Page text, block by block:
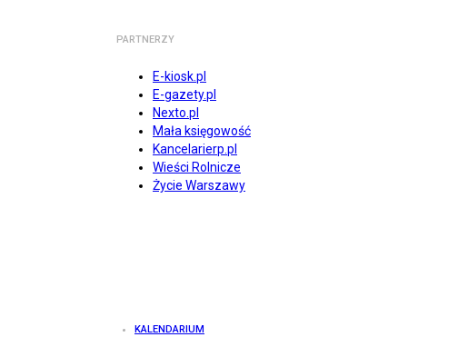
PARTNERZY
E-kiosk.pl
E-gazety.pl
Nexto.pl
Mała księgowość
Kancelarierp.pl
Wieści Rolnicze
Życie Warszawy
KALENDARIUM